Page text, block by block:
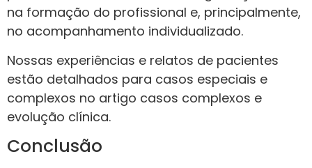
na formação do profissional e, principalmente,
no acompanhamento individualizado.
Nossas experiências e relatos de pacientes
estão detalhados para casos especiais e
complexos no artigo casos complexos e
evolução clínica.
Conclusão